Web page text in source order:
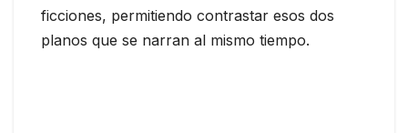
ficciones, permitiendo contrastar esos dos
planos que se narran al mismo tiempo.